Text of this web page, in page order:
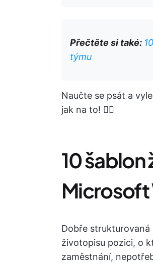
Přečtěte si také:
týmu
Naučte se psát a
jak na to! 👇🏼
10
Dobře strukturovaná
životopisu pozici, o
zaměstnání,